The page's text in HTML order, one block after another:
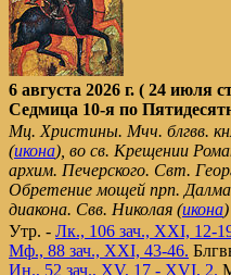
6 августа 2026 г. ( 24 июля
Седмица 10-я по
Мц. Христины. Мчч. блгвв.
(икона), во св. Крещении
архим. Печерского. Свт.
Обретение мощей прп.
диакона. Свв. Николая (икона
Утр. - Лк., 106 зач., XXI, 12-
Мф., 88 зач., XXI, 43-46.
Ин., 52 зач., XV, 17 - XVI, 2.